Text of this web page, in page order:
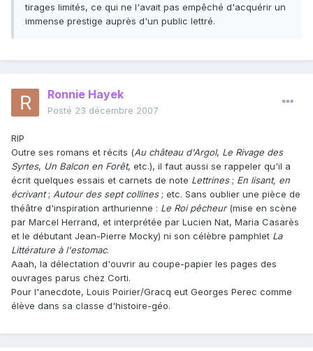
tirages limités, ce qui ne l'avait pas empêché d'acquérir un
immense prestige auprès d'un public lettré.
Ronnie Hayek
Posté 23 décembre 2007
RIP
Outre ses romans et récits (Au château d'Argol, Le Rivage des
Syrtes, Un Balcon en Forêt, etc.), il faut aussi se rappeler qu'il a
écrit quelques essais et carnets de note Lettrines; En lisant, en
écrivant; Autour des sept collines; etc. Sans oublier une pièce de
théâtre d'inspiration arthurienne : Le Roi pêcheur(mise en scène
par Marcel Herrand, et interprétée par Lucien Nat, Maria Casarès
et le débutant Jean-Pierre Mocky) ni son célèbre pamphlet La
Littérature à l'estomac.
Aaah, la délectation d'ouvrir au coupe-papier les pages des
ouvrages parus chez Corti.
Pour l'anecdote, Louis Poirier/Gracq eut Georges Perec comme
élève dans sa classe d'histoire-géo.